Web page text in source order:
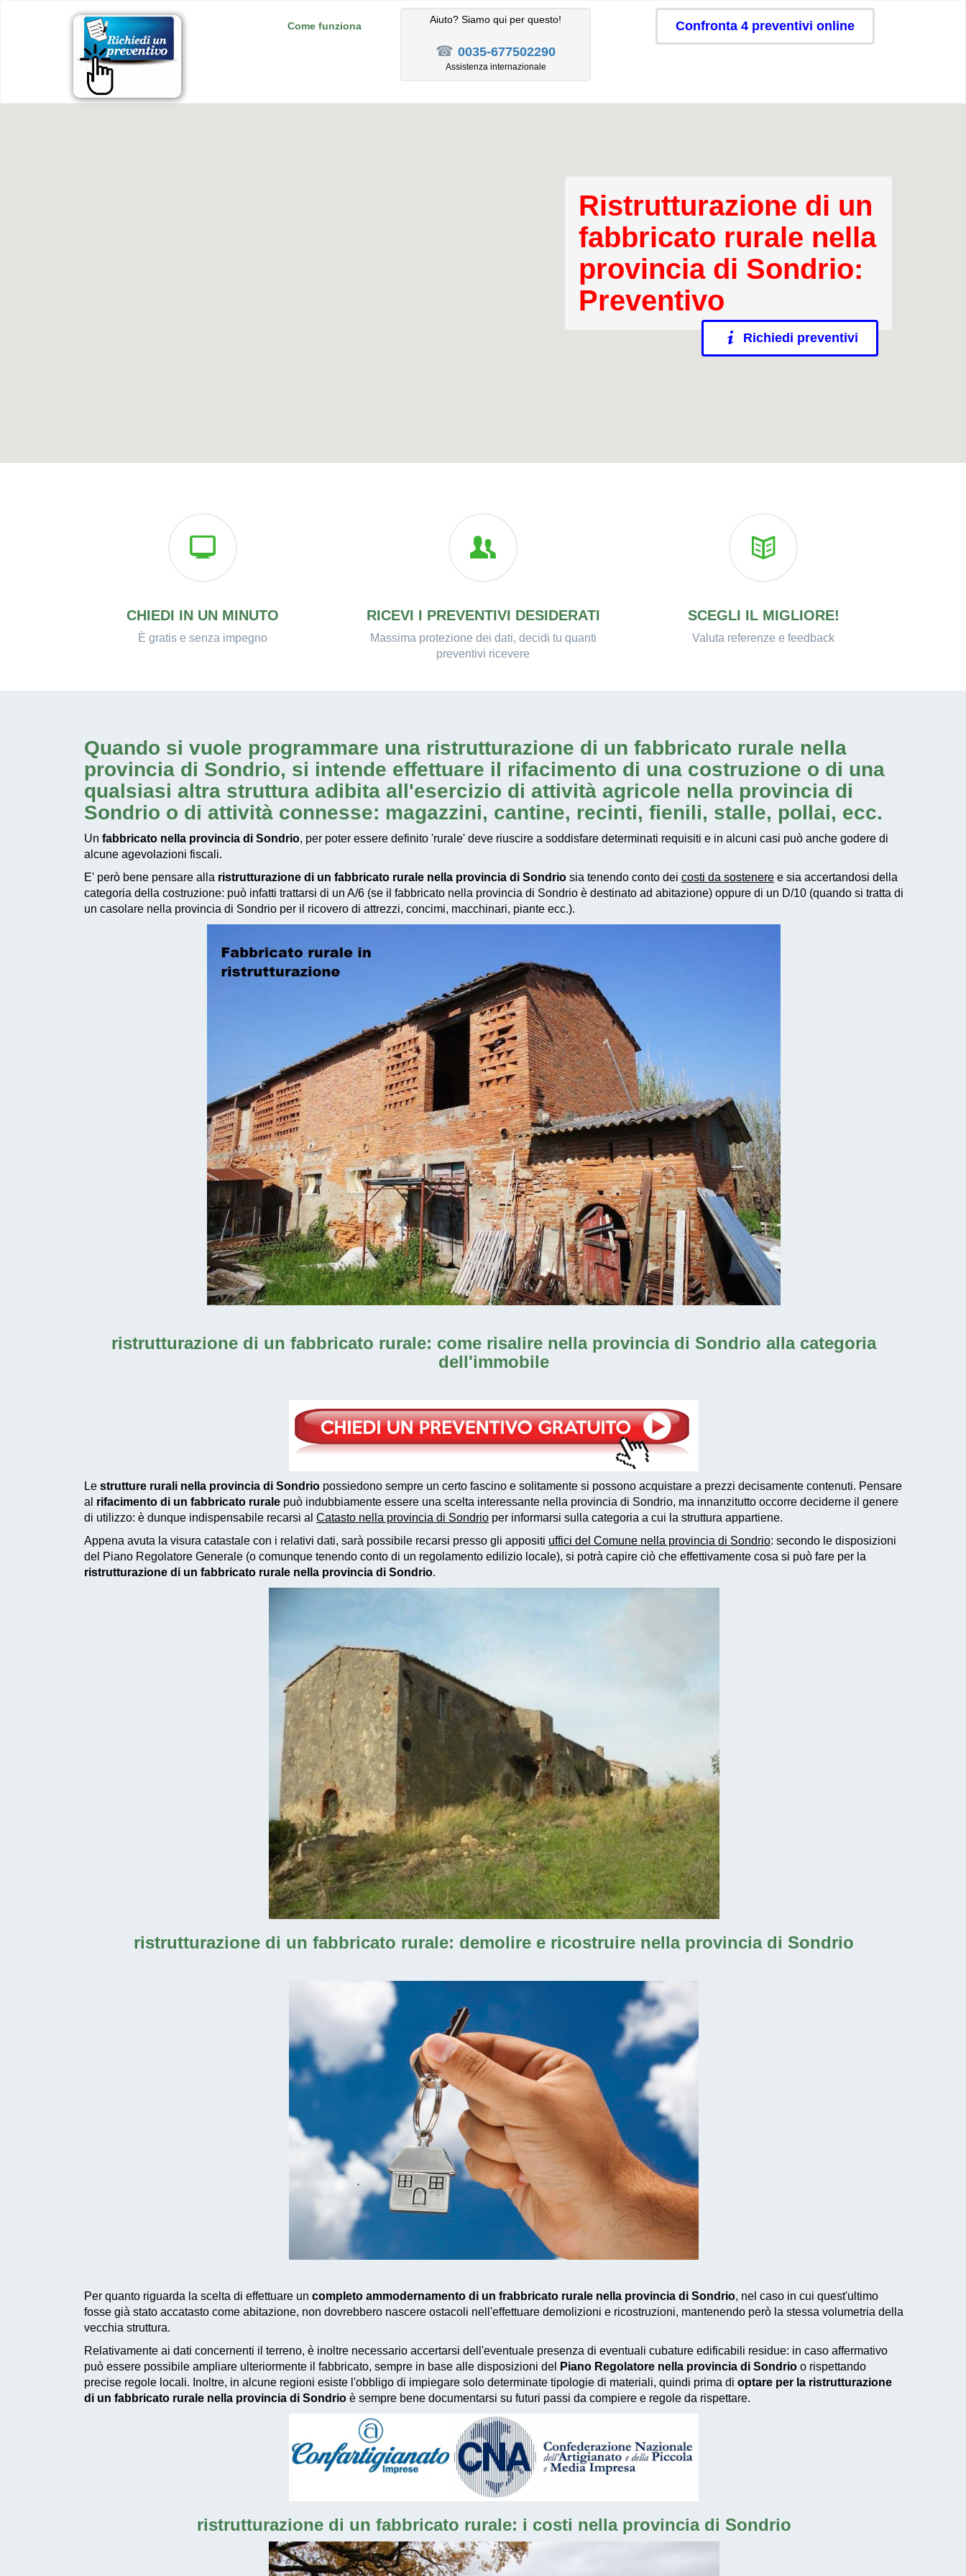
Come funziona
Aiuto? Siamo qui per questo!
☎ 0035-677502290
Assistenza internazionale
Confronta 4 preventivi online
Ristrutturazione di un
fabbricato rurale nella
provincia di Sondrio:
Preventivo
Richiedi preventivi
CHIEDI IN UN MINUTO
È gratis e senza impegno
RICEVI I PREVENTIVI DESIDERATI
Massima protezione dei dati, decidi tu quanti
preventivi ricevere
SCEGLI IL MIGLIORE!
Valuta referenze e feedback
Quando si vuole programmare una ristrutturazione di un fabbricato rurale nella
provincia di Sondrio, si intende effettuare il rifacimento di una costruzione o di una
qualsiasi altra struttura adibita all'esercizio di attività agricole nella provincia di
Sondrio o di attività connesse: magazzini, cantine, recinti, fienili, stalle, pollai, ecc.
Un fabbricato nella provincia di Sondrio, per poter essere definito 'rurale' deve riuscire a soddisfare determinati requisiti e in alcuni casi può anche godere di
alcune agevolazioni fiscali.
E' però bene pensare alla ristrutturazione di un fabbricato rurale nella provincia di Sondrio sia tenendo conto dei costi da sostenere e sia accertandosi della
categoria della costruzione: può infatti trattarsi di un A/6 (se il fabbricato nella provincia di Sondrio è destinato ad abitazione) oppure di un D/10 (quando si tratta di
un casolare nella provincia di Sondrio per il ricovero di attrezzi, concimi, macchinari, piante ecc.).
ristrutturazione di un fabbricato rurale: come risalire nella provincia di Sondrio alla categoria
dell'immobile
Le strutture rurali nella provincia di Sondrio possiedono sempre un certo fascino e solitamente si possono acquistare a prezzi decisamente contenuti. Pensare
al rifacimento di un fabbricato rurale può indubbiamente essere una scelta interessante nella provincia di Sondrio, ma innanzitutto occorre deciderne il genere
di utilizzo: è dunque indispensabile recarsi al Catasto nella provincia di Sondrio per informarsi sulla categoria a cui la struttura appartiene.
Appena avuta la visura catastale con i relativi dati, sarà possibile recarsi presso gli appositi uffici del Comune nella provincia di Sondrio: secondo le disposizioni
del Piano Regolatore Generale (o comunque tenendo conto di un regolamento edilizio locale), si potrà capire ciò che effettivamente cosa si può fare per la
ristrutturazione di un fabbricato rurale nella provincia di Sondrio.
ristrutturazione di un fabbricato rurale: demolire e ricostruire nella provincia di Sondrio
Per quanto riguarda la scelta di effettuare un completo ammodernamento di un frabbricato rurale nella provincia di Sondrio, nel caso in cui quest'ultimo
fosse già stato accatasto come abitazione, non dovrebbero nascere ostacoli nell'effettuare demolizioni e ricostruzioni, mantenendo però la stessa volumetria della
vecchia struttura.
Relativamente ai dati concernenti il terreno, è inoltre necessario accertarsi dell'eventuale presenza di eventuali cubature edificabili residue: in caso affermativo
può essere possibile ampliare ulteriormente il fabbricato, sempre in base alle disposizioni del
Piano Regolatore nella provincia di Sondrio o rispettando
precise regole locali. Inoltre, in alcune regioni esiste l'obbligo di impiegare solo determinate tipologie di materiali, quindi prima di optare per la ristrutturazione
di un fabbricato rurale nella provincia di Sondrio è sempre bene documentarsi su futuri passi da compiere e regole da rispettare.
ristrutturazione di un fabbricato rurale: i costi nella provincia di Sondrio